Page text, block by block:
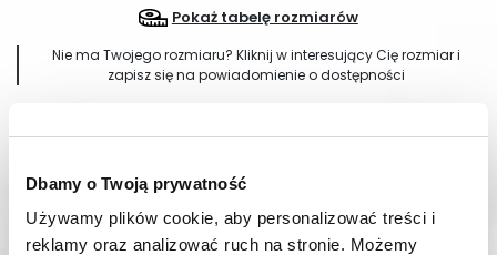
Dbamy o Twoją prywatność
Używamy plików cookie, aby personalizować treści i
reklamy oraz analizować ruch na stronie. Możemy
Pokaż tabelę rozmiarów
Nie ma Twojego rozmiaru? Kliknij w interesujący Cię rozmiar i
zapisz się na powiadomienie o dostępności
Powiadom mnie, kiedy będzie dostępny
Wysyłka w 24-48 godzin 14 dnina zwrot